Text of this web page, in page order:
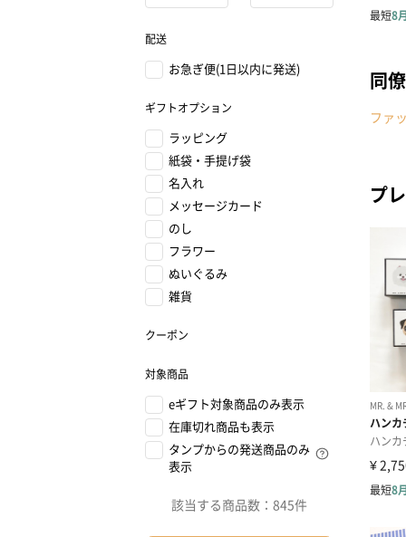
配送
お急ぎ便(1日以内に発送)
ギフトオプション
ラッピング
紙袋・手提げ袋
名入れ
メッセージカード
のし
フラワー
ぬいぐるみ
雑貨
クーポン
対象商品
eギフト対象商品のみ表示
在庫切れ商品も表示
タンプからの発送商品のみ
表示
該当する商品数： 845件
同
ファ
プ